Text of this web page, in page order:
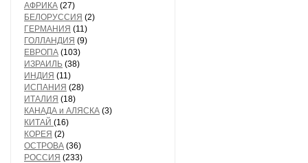
АФРИКА (27)
БЕЛОРУССИЯ (2)
ГЕРМАНИЯ (11)
ГОЛЛАНДИЯ (9)
ЕВРОПА (103)
ИЗРАИЛЬ (38)
ИНДИЯ (11)
ИСПАНИЯ (28)
ИТАЛИЯ (18)
КАНАДА и АЛЯСКА (3)
КИТАЙ (16)
КОРЕЯ (2)
ОСТРОВА (36)
РОССИЯ (233)